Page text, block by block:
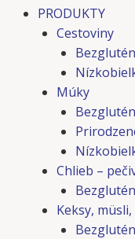
PRODUKTY
Cestoviny
Múky
Chlieb –
Keksy,